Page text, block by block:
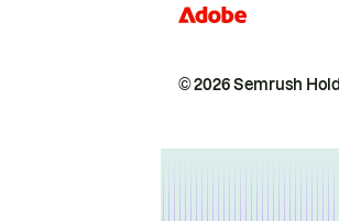
© 2026 Semrush